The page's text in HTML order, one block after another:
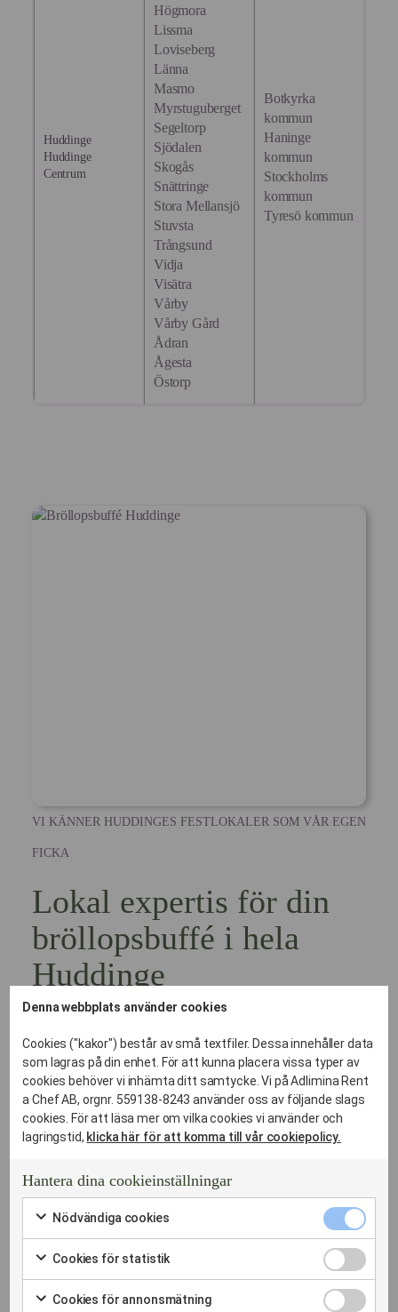
Huddinge
Huddinge
Centrum
Högmora
Lissma
Loviseberg
Länna
Masmo
Myrstuguberget
Segeltorp
Sjödalen
Skogås
Snättringe
Stora Mellansjö
Stuvsta
Trångsund
Vidja
Visätra
Vårby
Vårby Gård
Ådran
Ågesta
Östorp
Botkyrka
kommun
Haninge
kommun
Stockholms
kommun
Tyresö kommun
VI KÄNNER HUDDINGES FESTLOKALER SOM VÅR EGEN
FICKA
Lokal expertis för din
bröllopsbuffé i hela
Huddinge
Logistiken kring en buffé kräver stenkoll på lokalen.
rustika lador i hela Huddingeområdet och festlokaler i
Centrala Huddinge.
Vi anpassar bröllopsbufféns geometri efter rummets unika
förutsättningar för att maximera flödet för dina gäster.
Detta ingår i vår cateringservice för buffé:
stora dagen.
Hyrgods-optimering:
Vi tillhandahåller fat, kylplattor
och värmeslingor som krävs.
Sömlös logistik:Vi sköter allt från transport till
Denna webbplats använder cookies
Cookies ("kakor") består av små textfiler. Dessa innehåller data
som lagras på din enhet. För att kunna placera vissa typer av
cookies behöver vi inhämta ditt samtycke. Vi på Adlimina Rent
a Chef AB, orgnr. 559138-8243 använder oss av följande slags
cookies. För att läsa mer om vilka cookies vi använder och
lagringstid, klicka här för att komma till vår cookiepolicy.
Hantera dina cookieinställningar
Nödvändiga cookies
att
samtycka
till
cookies
kryssruta
Cookies för statistik
att
Cookies
för
statistik
kryssruta
Cookies för annonsmätning
Cookies